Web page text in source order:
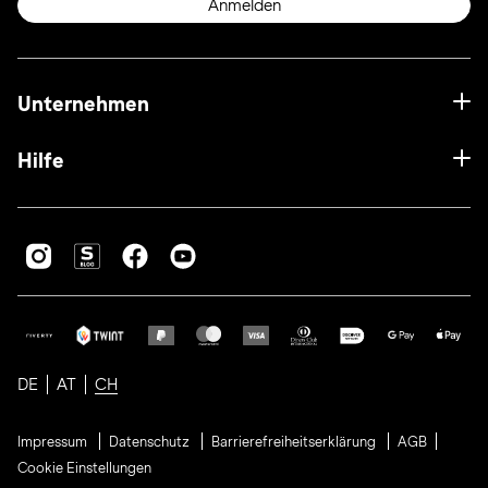
Anmelden
Unternehmen
Hilfe
DE AT CH
Impressum Datenschutz Barrierefreiheitserklärung
AGB
Cookie Einstellungen